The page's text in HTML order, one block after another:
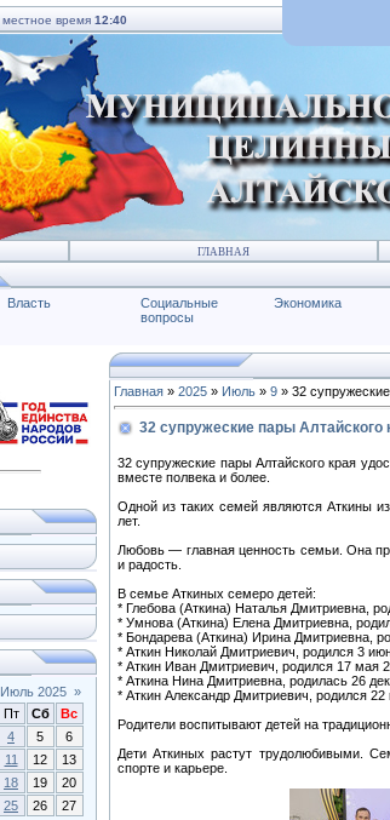
, местное время 12:40
ГЛАВНАЯ
Власть
Социальные
вопросы
Экономика
Июль 2025 »
Пт Сб
Вс
4 5
6
11 12
13
18 19
20
25 26
27
Главная » 2025 » Июль » 9 » 32
32 супружеские пары
32 супружеские пары Алтайского края
вместе полвека и более.
Одной из таких семей являются Аткины
лет.
Любовь — главная ценность семьи. Она
и радость.
В семье Аткиных семеро детей:
* Глебова (Аткина) Наталья Дмитриевна,
* Умнова (Аткина) Елена Дмитриевна,
* Бондарева (Аткина) Ирина Дмитриевна,
* Аткин Николай Дмитриевич, родился 3
* Аткин Иван Дмитриевич, родился 17 мая
* Аткина Нина Дмитриевна, родилась 26
* Аткин Александр Дмитриевич, родился 22
Родители воспитывают детей на
Дети Аткиных растут трудолюбивыми.
спорте и карьере.